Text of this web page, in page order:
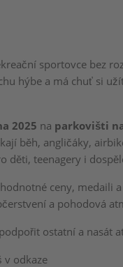
sportovce bez
hýbe a má chuť si
2025 na parkovišti
běh, angličáky,
děti, teenagery i
ceny, medaili
a pohodová
ostatní a nasát
v odkaze